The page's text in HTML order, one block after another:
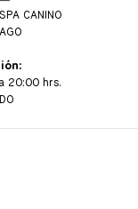
CANINO
20:00 hrs.